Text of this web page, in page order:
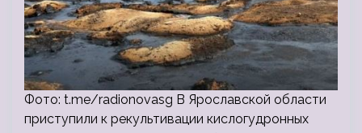
Фото: t.me/radionovasg В Ярославской области
приступили к рекультивации кислогудронных